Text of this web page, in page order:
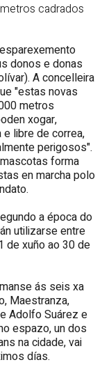
cadrados
donos e donas
A concelleira
"estas novas
metros
xogar,
libre de correa,
perigosos".
forma
en marcha polo
a época do
utilizarse entre
de xuño ao 30 de
ás seis xa
Maestranza,
Adolfo Suárez e
espazo, un dos
na cidade, vai
días.